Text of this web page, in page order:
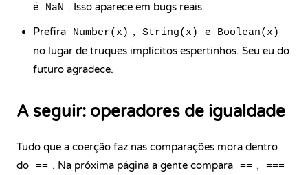
é NaN . Isso aparece em bugs reais.
Prefira
Number(x) , String(x) e Boolean(x)
no lugar de truques implícitos espertinhos. Seu eu do
futuro agradece.
A seguir: operadores de igualdade
Tudo que a coerção faz nas comparações mora dentro
do == . Na próxima página a gente compara == , ===